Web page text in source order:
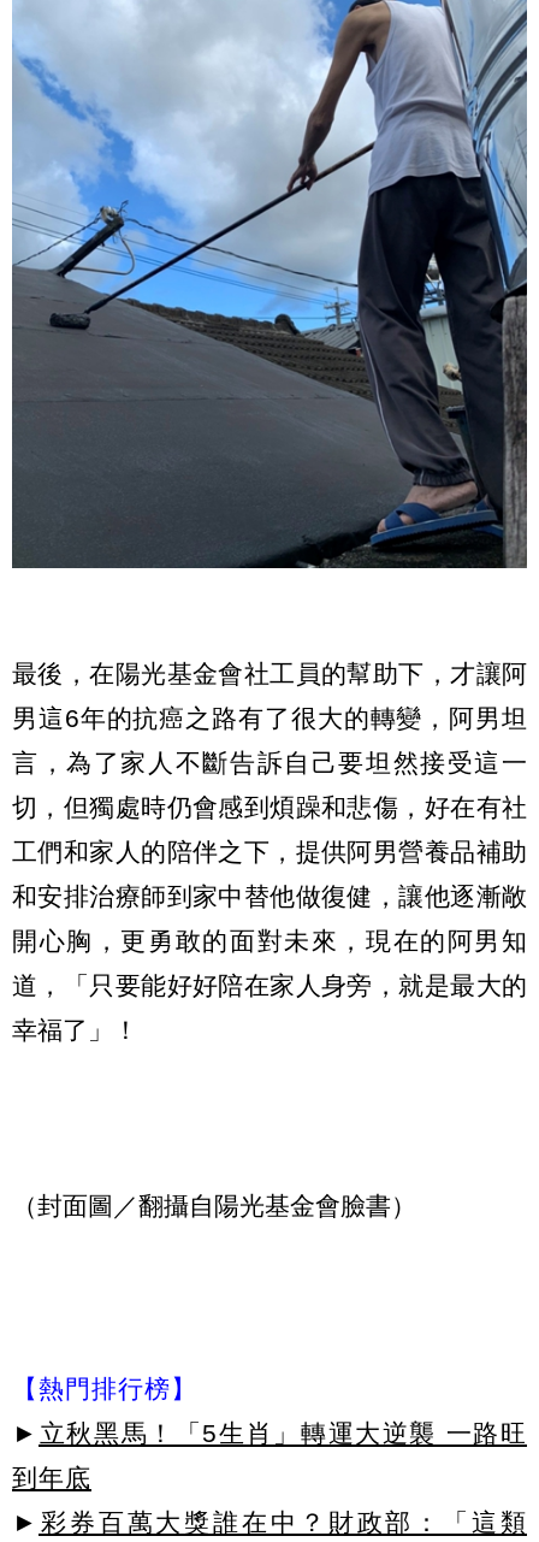
最後，在陽光基金會社工員的幫助下，才讓阿
男這6年的抗癌之路有了很大的轉變，阿男坦
言，為了家人不斷告訴自己要坦然接受這一
切，但獨處時仍會感到煩躁和悲傷，好在有社
工們和家人的陪伴之下，提供阿男營養品補助
和安排治療師到家中替他做復健，讓他逐漸敞
開心胸，更勇敢的面對未來，現在的阿男知
道，「只要能好好陪在家人身旁，就是最大的
幸福了」！
（封面圖／翻攝自陽光基金會臉書）
【熱門排行榜】
► 立秋黑馬！「5生肖」轉運大逆襲 一路旺
到年底
► 彩券百萬大獎誰在中？財政部：「這類